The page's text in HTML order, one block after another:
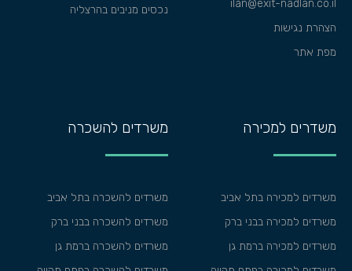
משרדים להשכרה
משרדים להשכרה בתל אביב
משרדים להשכרה בבני ברק
משרדים להשכרה ברמת גן
משדרים למכירה
משרדים למכירה בתל אביב
משרדים למכירה בבני ברק
משרדים למכירה ברמת גן
נכסים מניבים בהרצליה
ilan@exit-nadlan.co.il
הצהרת נגישות
מפת אתר